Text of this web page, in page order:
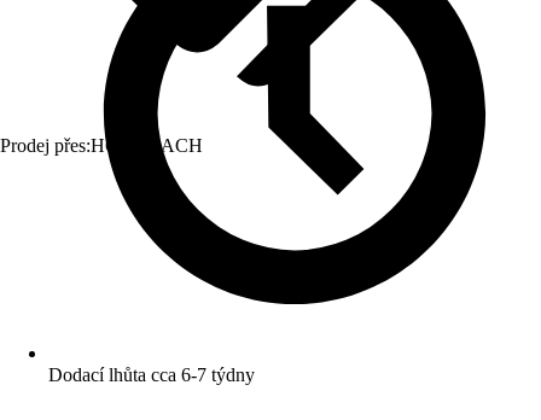
Prodej přes:HORNBACH
Dodací lhůta cca 6-7 týdny